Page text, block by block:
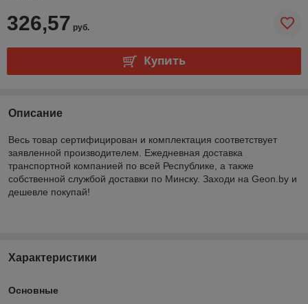
326,57 руб.
Купить
Описание
Весь товар сертифицирован и комплектация соответствует
заявленной производителем. Ежедневная доставка
транспортной компанией по всей Республике, а также
собственной службой доставки по Минску. Заходи на Geon.by и
дешевле покупай!
Характеристики
Основные